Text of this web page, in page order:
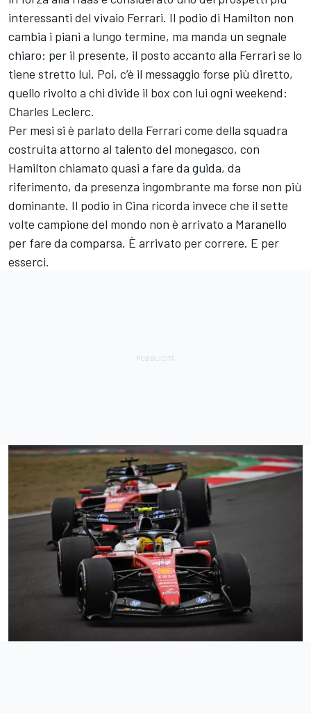
interessanti del vivaio Ferrari. Il podio di Hamilton non
cambia i piani a lungo termine, ma manda un segnale
chiaro: per il presente, il posto accanto alla Ferrari se lo
tiene stretto lui. Poi, c’è il messaggio forse più diretto,
quello rivolto a chi divide il box con lui ogni weekend:
Charles Leclerc.
Per mesi si è parlato della Ferrari come della squadra
costruita attorno al talento del monegasco, con
Hamilton chiamato quasi a fare da guida, da
riferimento, da presenza ingombrante ma forse non più
dominante. Il podio in Cina ricorda invece che il sette
volte campione del mondo non è arrivato a Maranello
per fare da comparsa. È arrivato per correre. E per
esserci.